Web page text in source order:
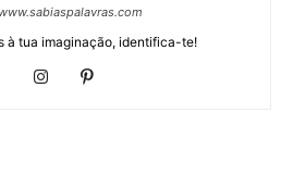
à tua imaginação, identifica-te!